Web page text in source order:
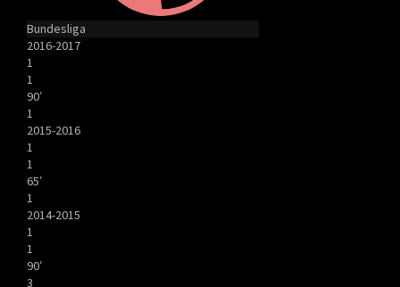
Bundesliga
2016-2017
1
1
90′
1
2015-2016
1
1
65′
1
2014-2015
1
1
90′
3